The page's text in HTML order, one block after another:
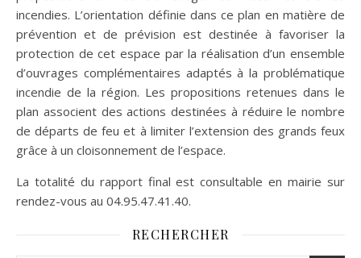
incendies. L’orientation définie dans ce plan en matière de
prévention et de prévision est destinée à favoriser la
protection de cet espace par la réalisation d’un ensemble
d’ouvrages complémentaires adaptés à la problématique
incendie de la région. Les propositions retenues dans le
plan associent des actions destinées à réduire le nombre
de départs de feu et à limiter l’extension des grands feux
grâce à un cloisonnement de l’espace.
La totalité du rapport final est consultable en mairie sur
rendez-vous au 04.95.47.41.40.
RECHERCHER